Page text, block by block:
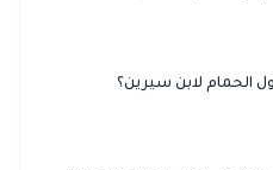
الحمام لابن سيرين؟